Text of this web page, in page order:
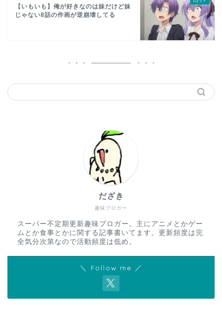
【いもいも】俺が好きなのは妹だけど妹
じゃない8話の作画が逆崩壊してる
趣味ブロガー
だざき
スーパー不定期更新趣味ブロガー。主にアニメとかゲー
ムとか食事とかに関する記事書いてます。更新頻度は完
全気分次第なので活動頻度は低め。
＼ Follow me ／